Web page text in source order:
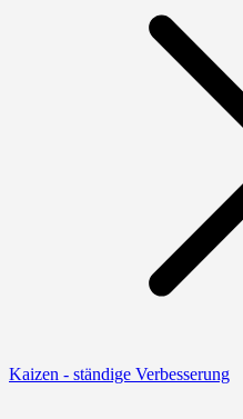
Kaizen - ständige Verbesserung